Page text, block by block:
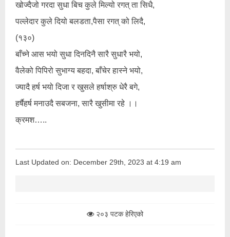
खोज्दैजो गरदा सुधा बिच कुले मिल्यो रगत् ता सिधै,
पल्लेदार कुले दियो बलडता,पैसा रगत् को लिदै,
(१३०)
बाँच्ने आस भयो सुधा दिनदिनै सारै सुधारै भयो,
वैलेको पिपिरो सुभाग्य बहदा, बाँचेर हास्ने भयो,
ज्यादै हर्ष भयो दिजा र खुसले हर्षाश्रु धेरै बगे,
हर्षैहर्ष मनाउदै सबजना, सारै खुसीमा रहे ।।
क्रमश…..
Last Updated on: December 29th, 2023 at 4:19 am
२०३ पटक हेरिएको